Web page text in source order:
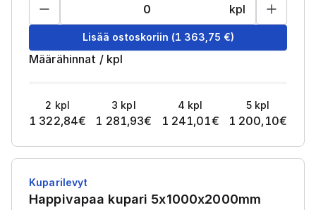
kpl
Lisää ostoskoriin (1 363,75 €)
Määrähinnat / kpl
2 kpl
1 322,84€
3 kpl
1 281,93€
4 kpl
1 241,01€
5 kpl
1 200,10€
Kuparilevyt
Happivapaa kupari 5x1000x2000mm